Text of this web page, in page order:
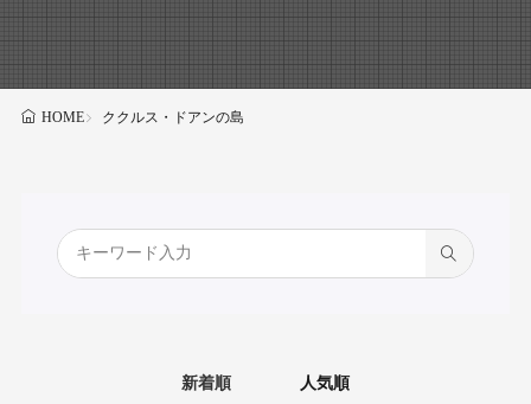
HOME ククルス・ドアンの島
新着順 人気順